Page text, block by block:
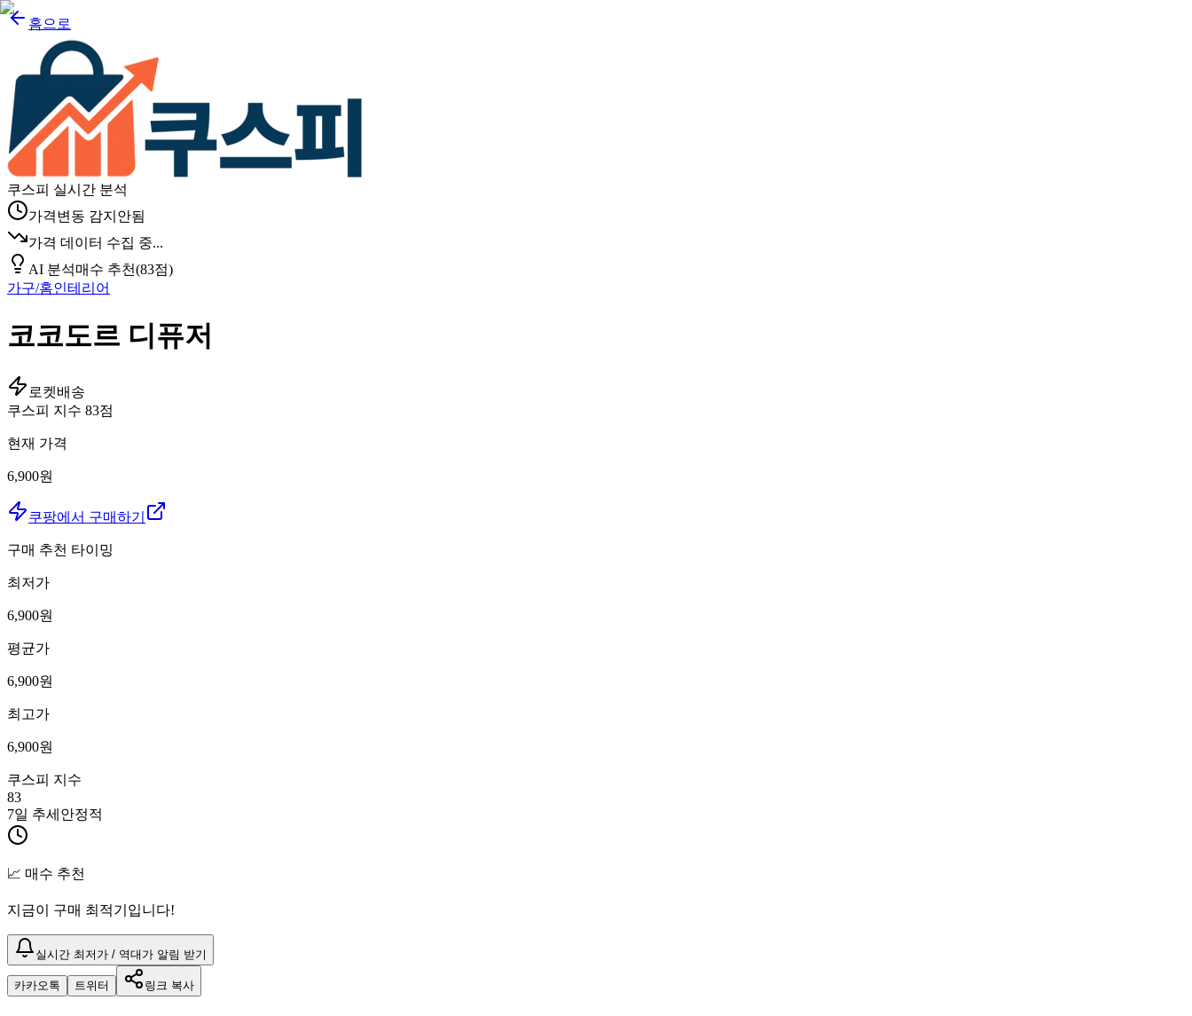
홈으로
쿠스피 실시간 분석
가격변동 감지안됨
가격 데이터 수집 중...
AI 분석매수 추천(83점)
가구/홈인테리어
코코도르 디퓨저
로켓배송
쿠스피 지수 83점
현재 가격
6,900원
쿠팡에서 구매하기
구매 추천 타이밍
최저가
6,900원
평균가
6,900원
최고가
6,900원
쿠스피 지수
83
7일 추세 안정적
📈 매수 추천
지금이 구매 최적기입니다!
실시간 최저가 / 역대가 알림 받기
카카오톡 트위터 링크 복사